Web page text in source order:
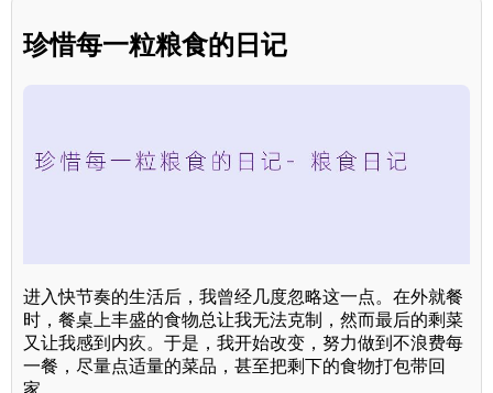
珍惜每一粒粮食的日记
进入快节奏的生活后，我曾经几度忽略这一点。在外就餐
时，餐桌上丰盛的食物总让我无法克制，然而最后的剩菜
又让我感到内疚。于是，我开始改变，努力做到不浪费每
一餐，尽量点适量的菜品，甚至把剩下的食物打包带回
家。